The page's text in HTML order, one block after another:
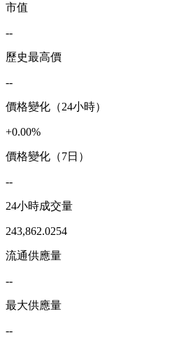
市值
--
歷史最高價
--
價格變化（24小時）
+0.00%
價格變化（7日）
--
24小時成交量
243,862.0254
流通供應量
--
最大供應量
--